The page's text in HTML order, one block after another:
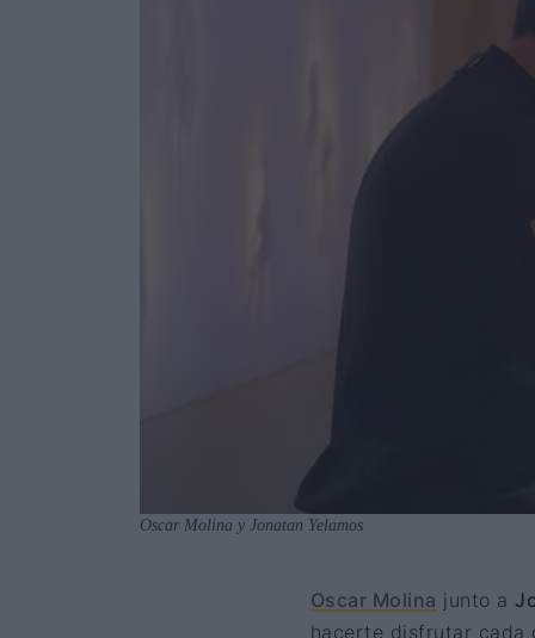
Oscar Molina y Jonatan Yelamos
Oscar Molina junto a
hacerte disfrutar cada